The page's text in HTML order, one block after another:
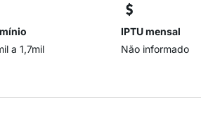
a 1,7mil
IPTU mensal
Não informado